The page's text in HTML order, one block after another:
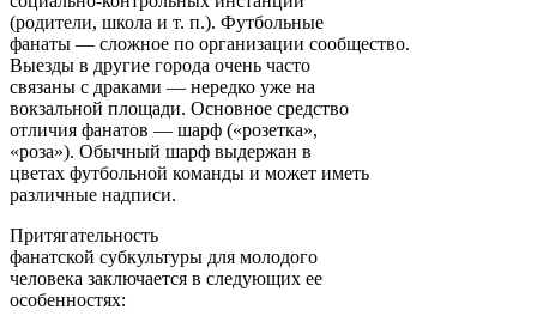
(родители, школа и т. п.). Футбольные
фанаты — сложное по организации сообщество.
Выезды в другие города очень часто
связаны с драками — нередко уже на
вокзальной площади. Основное средство
отличия фанатов — шарф («розетка»,
«роза»). Обычный шарф выдержан в
цветах футбольной команды и может иметь
различные надписи.
Притягательность
фанатской субкультуры для молодого
человека заключается в следующих ее
особенностях: